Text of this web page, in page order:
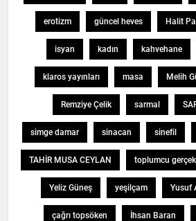
erotizm güncel heves Halit
isyan kadın kahvehane
klaros yayınları masa Melih
Remziye Çelik sarmal
simge damar sinacan sinefil
TAHİR MUSA CEYLAN toplumcu
Yeliz Güneş yeşilçam Yusuf
çağrı topsöken İhsan Baran